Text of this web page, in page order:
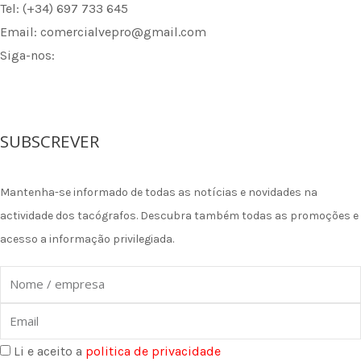
Tel: (+34) 697 733 645
Email: comercialvepro@gmail.com
Siga-nos:
a
c
e
b
o
o
n
s
t
a
g
r
n
k
e
d
i
SUBSCREVER
Mantenha-se informado de todas as notícias e novidades na
actividade dos tacógrafos. Descubra também todas as promoções e
acesso a informação privilegiada.
Nome
Li e aceito a politica de privacidade